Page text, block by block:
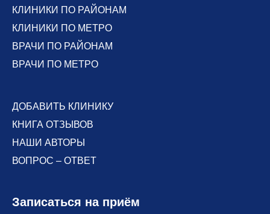
КЛИНИКИ ПО РАЙОНАМ
КЛИНИКИ ПО МЕТРО
ВРАЧИ ПО РАЙОНАМ
ВРАЧИ ПО МЕТРО
ДОБАВИТЬ КЛИНИКУ
КНИГА ОТЗЫВОВ
НАШИ АВТОРЫ
ВОПРОС – ОТВЕТ
Записаться на приём